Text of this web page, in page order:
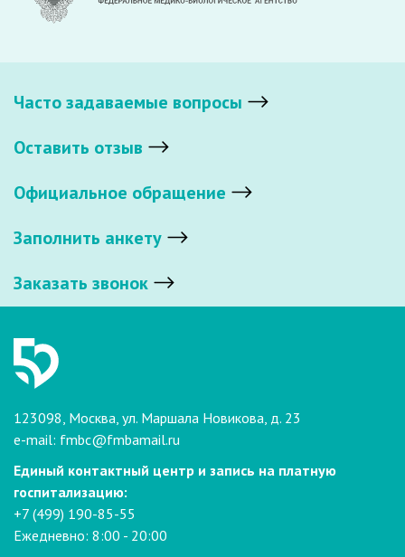
Часто задаваемые вопросы
Оставить отзыв
Официальное обращение
Заполнить анкету
Заказать звонок
123098, Москва, ул. Маршала Новикова, д. 23
e-mail: fmbc@fmbamail.ru
Единый контактный центр и запись на платную
госпитализацию:
+7 (499) 190-85-55
Ежедневно: 8:00 - 20:00